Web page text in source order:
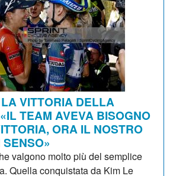
VITTORIA DELLA
TEAM AVEVA BISOGNO
ORA IL NOSTRO
valgono molto più del semplice
Quella conquistata da Kim Le